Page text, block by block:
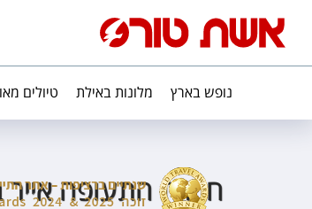
נופש בארץ מלונות באילת טיולים
חברת התעופה אייר